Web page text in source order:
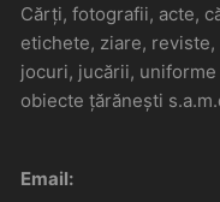
Cărți, fotografii, acte,
etichete, ziare,
jocuri, jucării,
obiecte țărănești
Email: